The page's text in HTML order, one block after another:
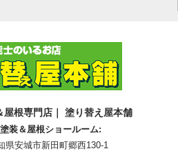
屋根専門店｜ 塗り替え屋本舗
装＆屋根ショールーム:
県安城市新田町郷西130-1